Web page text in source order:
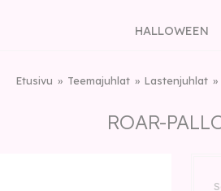
HALLOWEEN
Etusivu Teemajuhlat Lastenjuhlat
ROAR-